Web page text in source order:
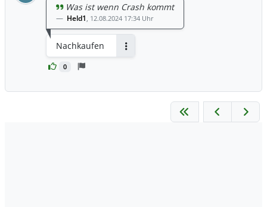
0
Was ist wenn Crash kommt
Held1, 12.08.2024 17:34 Uhr
Nachkaufen